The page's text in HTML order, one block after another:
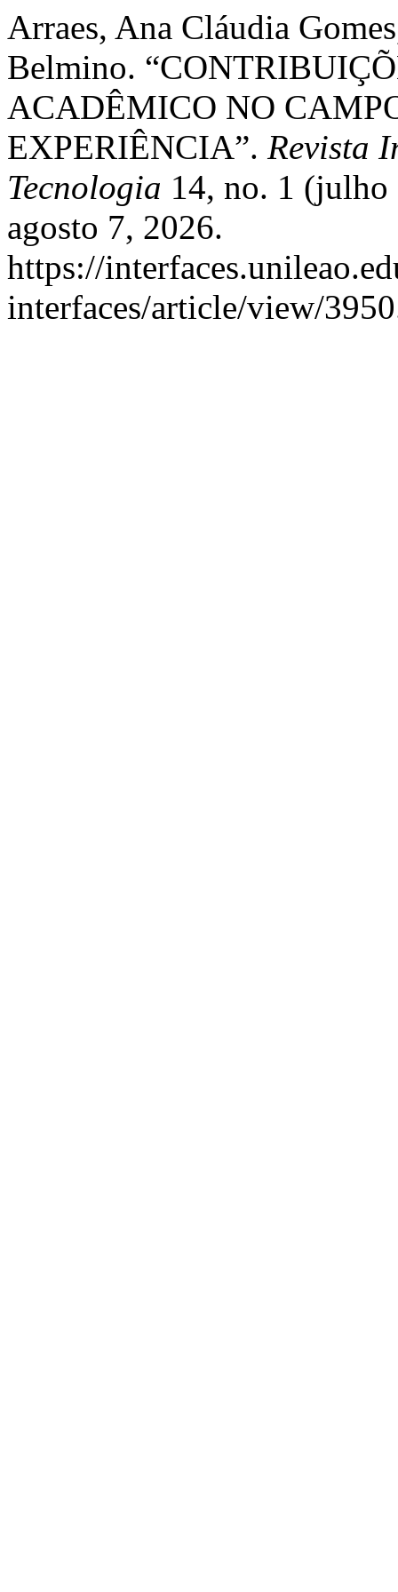
Arraes, Ana Cláudia
Belmino.
ACADÊMICO NO
EXPERIÊNCIA”. Revista
Tecnologia 14, no. 1 (julho
agosto 7, 2026.
https://
interfaces/article/view/